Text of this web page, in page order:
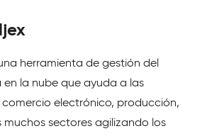
herramienta de gestión del
la nube que ayuda a las
electrónico, producción,
sectores agilizando los